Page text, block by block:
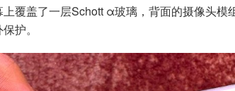
覆盖了一层Schott α玻璃，背面的摄像头模
护。